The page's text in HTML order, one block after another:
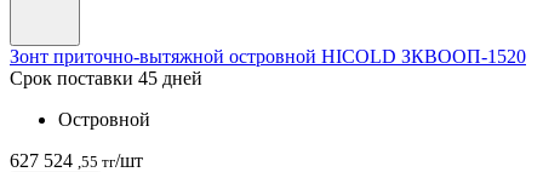
Зонт приточно-вытяжной островной HICOLD ЗКВООП-1520
Срок поставки 45 дней
Островной
627 524 ,55 тг/шт